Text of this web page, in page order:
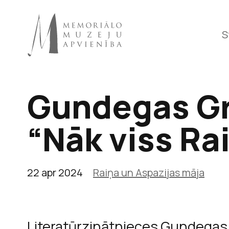
Raiņa
Gundegas
“Nāk viss
22 apr 2024 Raiņa un Aspazijas māja